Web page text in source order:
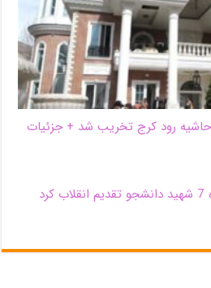
رود کرج تخریب شد + جزئیات